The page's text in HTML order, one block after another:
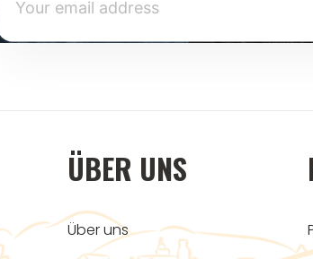
ÜBER UNS
Über uns